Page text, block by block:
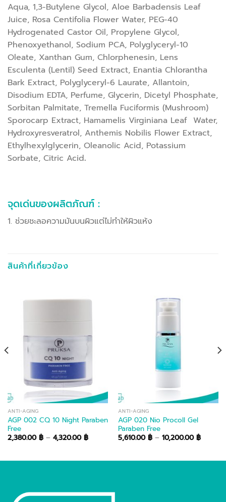
Aqua, 1,3-Butylene Glycol, Aloe Barbadensis Leaf
Juice, Rosa Centifolia Flower Water, PEG-40
Hydrogenated Castor Oil, Propylene Glycol,
Phenoxyethanol, Sodium PCA, Polyglyceryl-10
Oleate, Xanthan Gum, Chlorphenesin, Lens
Esculenta (Lentil) Seed Extract, Enantia Chlorantha
Bark Extract, Polyglyceryl-6 Laurate, Allantoin,
Disodium EDTA, Perfume, Glycerin, Dicetyl Phosphate,
Sorbitan Palmitate, Tremella Fuciformis (Mushroom)
Sporocarp Extract, Hamamelis Virginiana Leaf Water,
Hydroxyresveratrol, Anthemis Nobilis Flower Extract,
Ethylhexylglycerin, Oleanolic Acid, Potassium
Sorbate, Citric Acid.
จุดเด่นของผลิตภัณฑ์ :
1. ช่วยชะลอความมันบนผิวแต่ไม่ทำให้ผิวแห้ง
สินค้าที่เกี่ยวข้อง
ANTI-AGING
AGP 002 CQ 10 Night Paraben
Free
2,380.00฿ – 4,320.00฿Price
4,320.00 ฿
ANTI-AGING
AGP 020 Nio Procoll Gel
Paraben Free
5,610.00฿ – 10,200.00฿Price
฿